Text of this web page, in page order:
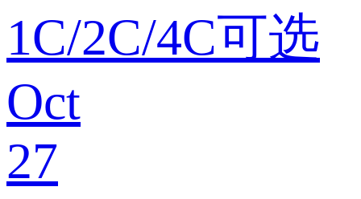
1C/2C/4C可选
Oct
27